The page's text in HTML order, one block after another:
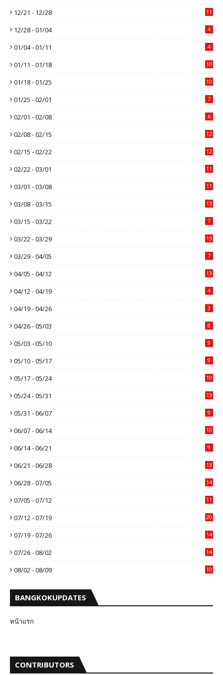
12/21 - 12/28 11
12/28 - 01/04 4
01/04 - 01/11 4
01/11 - 01/18 10
01/18 - 01/25 10
01/25 - 02/01 7
02/01 - 02/08 6
02/08 - 02/15 12
02/15 - 02/22 12
02/22 - 03/01 11
03/01 - 03/08 11
03/08 - 03/15 13
03/15 - 03/22 7
03/22 - 03/29 15
03/29 - 04/05 7
04/05 - 04/12 13
04/12 - 04/19 4
04/19 - 04/26 3
04/26 - 05/03 8
05/03 - 05/10 9
05/10 - 05/17 9
05/17 - 05/24 10
05/24 - 05/31 13
05/31 - 06/07 9
06/07 - 06/14 10
06/14 - 06/21 9
06/21 - 06/28 13
06/28 - 07/05 14
07/05 - 07/12 11
07/12 - 07/19 20
07/19 - 07/26 14
07/26 - 08/02 14
08/02 - 08/09 10
BANGKOKUPDATES
หน้าแรก
CONTRIBUTORS